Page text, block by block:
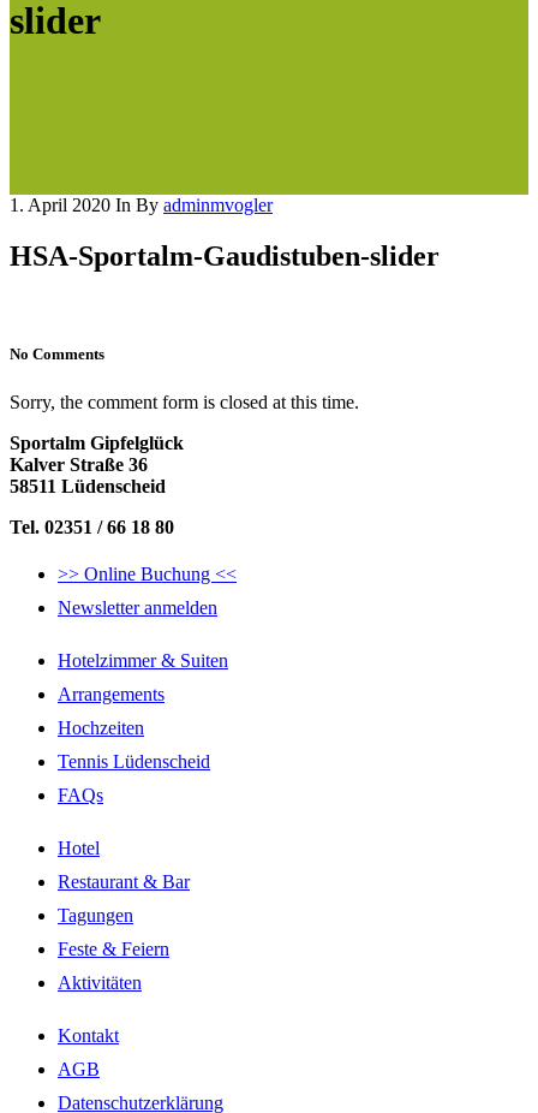
slider
1. April 2020 In By adminmvogler
HSA-Sportalm-Gaudistuben-slider
No Comments
Sorry, the comment form is closed at this time.
Sportalm Gipfelglück
Kalver Straße 36
58511 Lüdenscheid
Tel. 02351 / 66 18 80
>> Online Buchung <<
Newsletter anmelden
Hotelzimmer & Suiten
Arrangements
Hochzeiten
Tennis Lüdenscheid
FAQs
Hotel
Restaurant & Bar
Tagungen
Feste & Feiern
Aktivitäten
Kontakt
AGB
Datenschutzerklärung